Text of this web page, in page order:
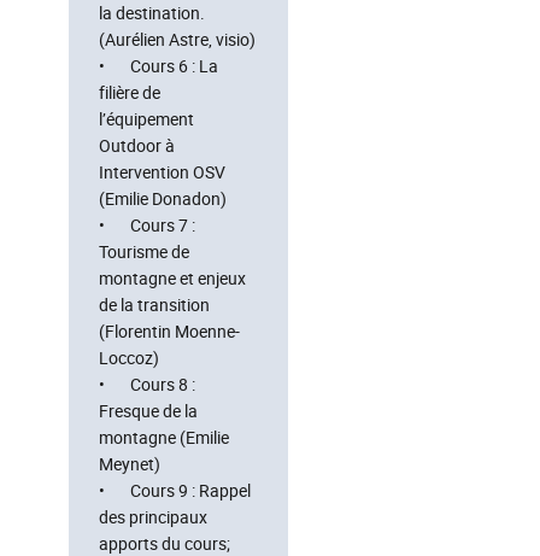
la destination.
(Aurélien Astre, visio)
• Cours 6 : La
filière de
l’équipement
Outdoor à
Intervention OSV
(Emilie Donadon)
• Cours 7 :
Tourisme de
montagne et enjeux
de la transition
(Florentin Moenne-
Loccoz)
• Cours 8 :
Fresque de la
montagne (Emilie
Meynet)
• Cours 9 : Rappel
des principaux
apports du cours;